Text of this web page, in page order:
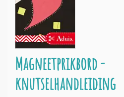
Magneetprikbord -
knutselhandleiding